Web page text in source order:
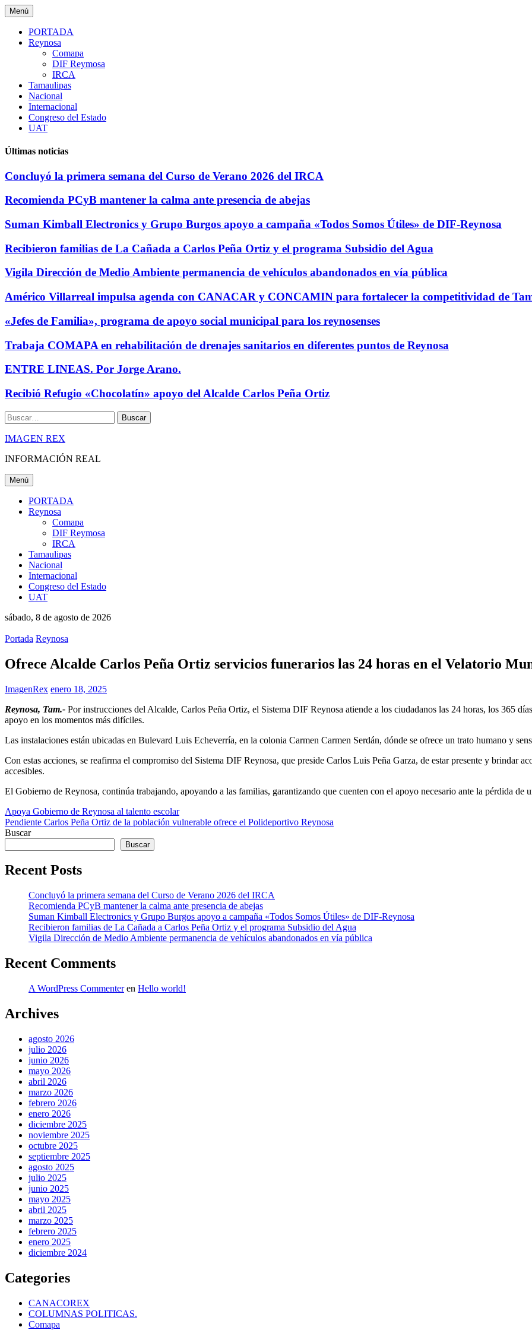
Saltar
al
contenido
Menú
PORTADA
Reynosa
Comapa
DIF Reymosa
IRCA
Tamaulipas
Nacional
Internacional
Congreso del Estado
UAT
Últimas noticias
Concluyó la primera semana del Curso de Verano 2026 del IRCA
Recomienda PCyB mantener la calma ante presencia de abejas
Suman Kimball Electronics y Grupo Burgos apoyo a campaña «Todos Somos Útiles» de DIF-Reynosa
Recibieron familias de La Cañada a Carlos Peña Ortiz y el programa Subsidio del Agua
Vigila Dirección de Medio Ambiente permanencia de vehículos abandonados en vía pública
Américo Villarreal impulsa agenda con CANACAR y CONCAMIN para fortalecer la competitividad de
«Jefes de Familia», programa de apoyo social municipal para los reynosenses
Trabaja COMAPA en rehabilitación de drenajes sanitarios en diferentes puntos de Reynosa
ENTRE LINEAS. Por Jorge Arano.
Recibió Refugio «Chocolatín» apoyo del Alcalde Carlos Peña Ortiz
Buscar
IMAGEN REX
INFORMACIÓN REAL
Menú
PORTADA
Reynosa
Comapa
DIF Reymosa
IRCA
Tamaulipas
Nacional
Internacional
Congreso del Estado
UAT
sábado, 8 de agosto de 2026
Portada Reynosa
Ofrece Alcalde Carlos Peña Ortiz servicios funerarios las 24 horas en el Velatorio
ImagenRex enero 18, 2025
Reynosa, Tam.- Por instrucciones del Alcalde, Carlos Peña Ortiz, el Sistema DIF Reynosa atiende a los ciudadanos las 24 horas, los 365
apoyo en los momentos más difíciles.
Las instalaciones están ubicadas en Bulevard Luis Echeverría, en la colonia Carmen Carmen Serdán, dónde se ofrece un trato humano y
Con estas acciones, se reafirma el compromiso del Sistema DIF Reynosa, que preside Carlos Luis Peña Garza, de estar presente y brindar
accesibles.
El Gobierno de Reynosa, continúa trabajando, apoyando a las familias, garantizando que cuenten con el apoyo necesario ante la pérdida de
Navegación
de
Apoya Gobierno de Reynosa al talento escolar
Pendiente Carlos Peña Ortiz de la población vulnerable ofrece el Polideportivo Reynosa
Buscar
Buscar
Recent Posts
Concluyó la primera semana del Curso de Verano 2026 del IRCA
Recomienda PCyB mantener la calma ante presencia de abejas
Suman Kimball Electronics y Grupo Burgos apoyo a campaña «Todos Somos Útiles» de DIF-Reynosa
Recibieron familias de La Cañada a Carlos Peña Ortiz y el programa Subsidio del Agua
Vigila Dirección de Medio Ambiente permanencia de vehículos abandonados en vía pública
Recent Comments
A WordPress Commenteren Hello world!
Archives
agosto 2026
julio 2026
junio 2026
mayo 2026
abril 2026
marzo 2026
febrero 2026
enero 2026
diciembre 2025
noviembre 2025
octubre 2025
septiembre 2025
agosto 2025
julio 2025
junio 2025
mayo 2025
abril 2025
marzo 2025
febrero 2025
enero 2025
diciembre 2024
Categories
CANACOREX
COLUMNAS POLITICAS.
Comapa